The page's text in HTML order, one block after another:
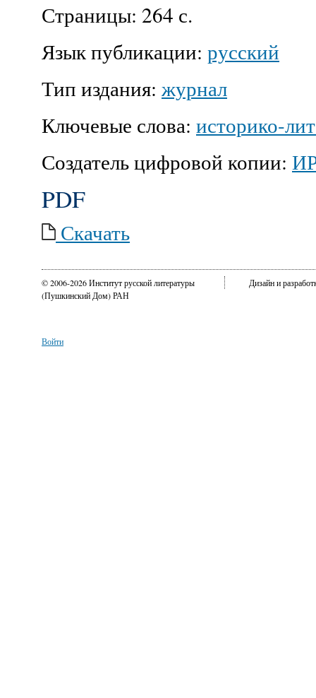
Страницы: 264 с.
Язык публикации: русский
Тип издания: журнал
Ключевые слова: историко-
Создатель цифровой копии:
PDF
Скачать
© 2006-2026 Институт русской литературы
(Пушкинский Дом) РАН
Дизайн и
Войти